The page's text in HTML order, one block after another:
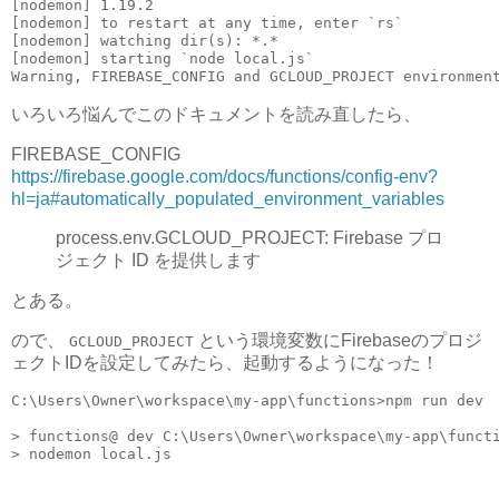
[nodemon] 1.19.2
[nodemon] to restart at any time, enter `rs`
[nodemon] watching dir(s): *.*
[nodemon] starting `node local.js`
Warning, FIREBASE_CONFIG and GCLOUD_PROJECT
いろいろ悩んでこのドキュメントを読み直したら、
FIREBASE_CONFIG
https://firebase.google.com/docs/functions/config-env?
hl=ja#automatically_populated_environment_variables
process.env.GCLOUD_PROJECT: Firebase プロ
ジェクト ID を提供します
とある。
ので、 GCLOUD_PROJECT という環境変数にFirebaseのプロジ
ェクトIDを設定してみたら、起動するようになった！
C:\Users\Owner\workspace\my-app\functions>npm run dev
> functions@ dev C:\Users\Owner\workspace\my-
> nodemon local.js